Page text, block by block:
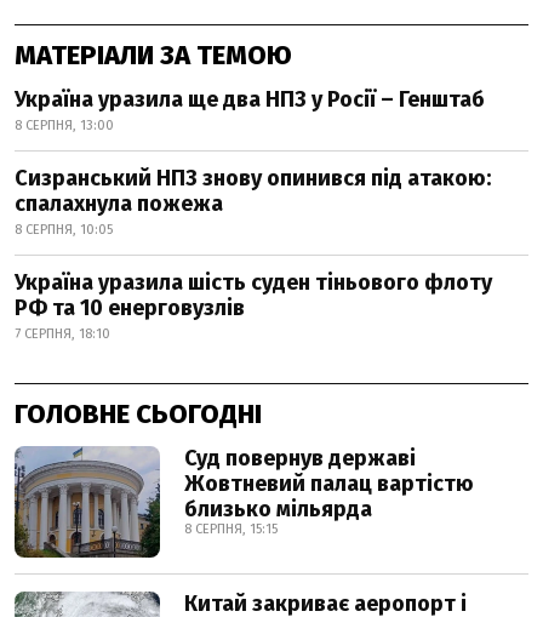
МАТЕРІАЛИ ЗА ТЕМОЮ
Україна уразила ще два НПЗ у Росії – Генштаб
8 СЕРПНЯ, 13:00
Сизранський НПЗ знову опинився під атакою:
спалахнула пожежа
8 СЕРПНЯ, 10:05
Україна уразила шість суден тіньового флоту
РФ та 10 енерговузлів
7 СЕРПНЯ, 18:10
ГОЛОВНЕ СЬОГОДНІ
Суд повернув державі
Жовтневий палац вартістю
близько мільярда
8 СЕРПНЯ, 15:15
Китай закриває аеропорт і